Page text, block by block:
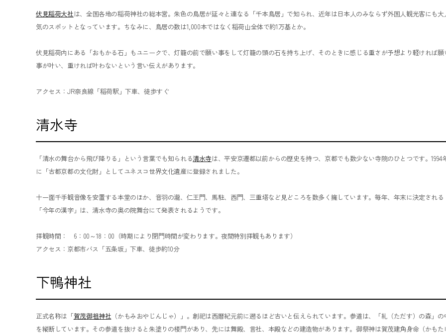
伏見稲荷大社は、全国各地の稲荷神社の総本営。朱色の鳥居が延々と連なる「千本鳥居」で知られ、近年は日本人のみならず外国人観光客にも大
気のスポットとなっています。ちなみに、鳥居の数は1,000本ではなく稲荷山全体で約1万基とか。
伏見稲荷内にある「おもかる石」もユニークで、灯籠の前で願い事をして灯籠の頭の石を持ち上げ、そのときに感じる重さが予想より軽ければ願
事が叶い、重ければ叶わないという言い伝えがあります。
アクセス：JR奈良線「稲荷駅」下車、徒歩すぐ
清水寺
「清水の舞台から飛び降りる」という言葉でも知られる清水寺は、平安京遷都以前からの歴史を持つ、京都でも数少ない寺院のひとつです。1994
に「古都京都の文化財」としてユネスコ世界文化遺産に登録されました。
十一面千手観音像を安置する本堂のほか、音羽の瀧、仁王門、馬駐、西門、三重塔など見どころを数多く擁しています。毎年、年末に決定される
「今年の漢字」は、清水寺の奥の院舞台にて発表されるようです。
拝観時間： 6：00～18：00（時期により閉門時間が変わります。夜間特別拝観もあります）
アクセス：京都市バス「五条坂」下車、徒歩約10分
下鴨神社
正式名称は「賀茂御祖神社 （かもみおやじんじゃ）」。創祀は西暦紀元前に遡るほど古いと伝えられています。参道は、「糺（ただす）の森」の
を縦断しています。その参道を抜けると朱塗りの楼門があり、先には舞殿、言社、本殿などの建造物があります。御祭神は賀茂建角身命（かもた